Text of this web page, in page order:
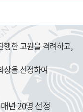
임
기
행한 교원을 격려하고,
상을 선정하여
년 20명 선정